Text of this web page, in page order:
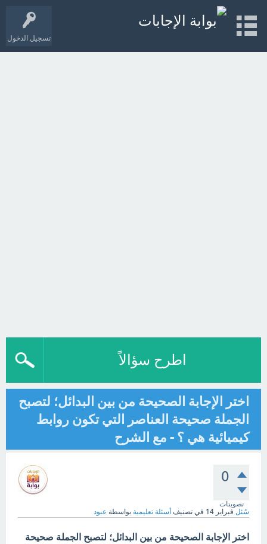
تسجيل الدخول
اطرح سؤالاً
اختر الإجابة الصحيحة من بين البدائل؛ لتصبح
الجملة صحيحة العناصر التي تكون روابط
كيميائية هي ؟ - مع الشرح
0
تصويتات
سُئل فبراير 14 في تصنيف أسئلة تعليمية بواسطة عبود
اختر الإجابة الصحيحة من بين البدائل؛ لتصبح الجملة صحيحة